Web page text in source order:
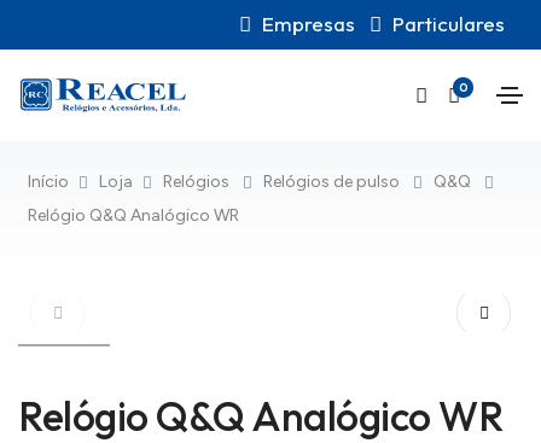
Empresas Particulares
0
Início Loja Relógios Relógios de pulso
Q&Q
Relógio Q&Q Analógico WR
Relógio Q&Q Analógico WR